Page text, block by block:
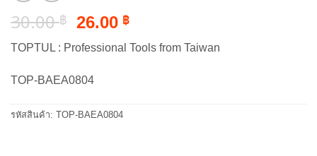
30.00฿ Original
price
was:
30.00 ฿.
26.00 ฿Current
price
is:
TOPTUL : Professional Tools from Taiwan
TOP-BAEA0804
รหัสสินค้า: TOP-BAEA0804